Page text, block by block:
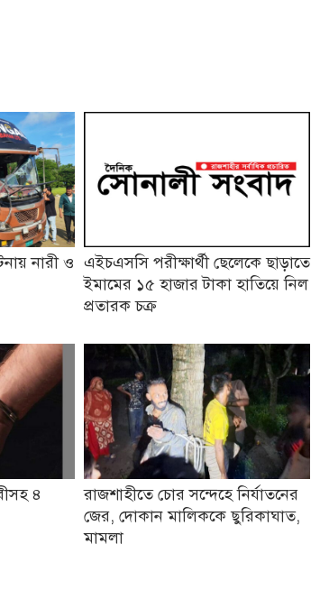
নারী ও এইচএসসি পরীক্ষার্থী ছেলেকে ছাড়াতে
ইমামের ১৫ হাজার টাকা হাতিয়ে নিল
প্রতারক চক্র
৪
রাজশাহীতে চোর সন্দেহে নির্যাতনের
জের, দোকান মালিককে ছুরিকাঘাত,
মামলা